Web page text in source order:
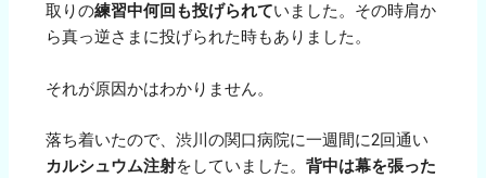
取りの練習中何回も投げられていました。その時肩か
ら真っ逆さまに投げられた時もありました。
それが原因かはわかりません。
落ち着いたので、渋川の関口病院に一週間に2回通い
カルシュウム注射をしていました。背中は幕を張った